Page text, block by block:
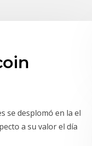
se desplomó en la el
a su valor el día